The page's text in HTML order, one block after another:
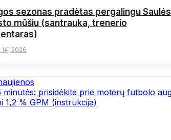
sezonas pradėtas pergalingu Saulės
mūšiu (santrauka, trenerio
2026